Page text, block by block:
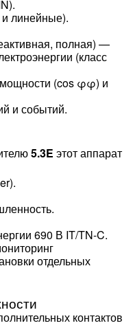
линейные).
полная) —
(класс
(cos φφ) и
и событий.
5.3E этот аппарат
690 В IT/TN-C.
отдельных
контактов